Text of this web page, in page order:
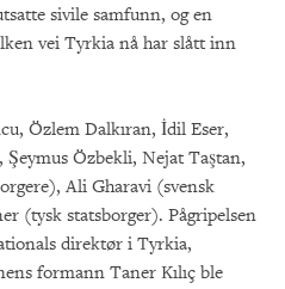
sivile samfunn, og en
vei Tyrkia nå har slått inn
Özlem Dalkıran, İdil Eser,
Özbekli, Nejat Taştan,
Ali Gharavi (svensk
(tysk statsborger). Pågripelsen
direktør i Tyrkia,
formann Taner Kılıç ble